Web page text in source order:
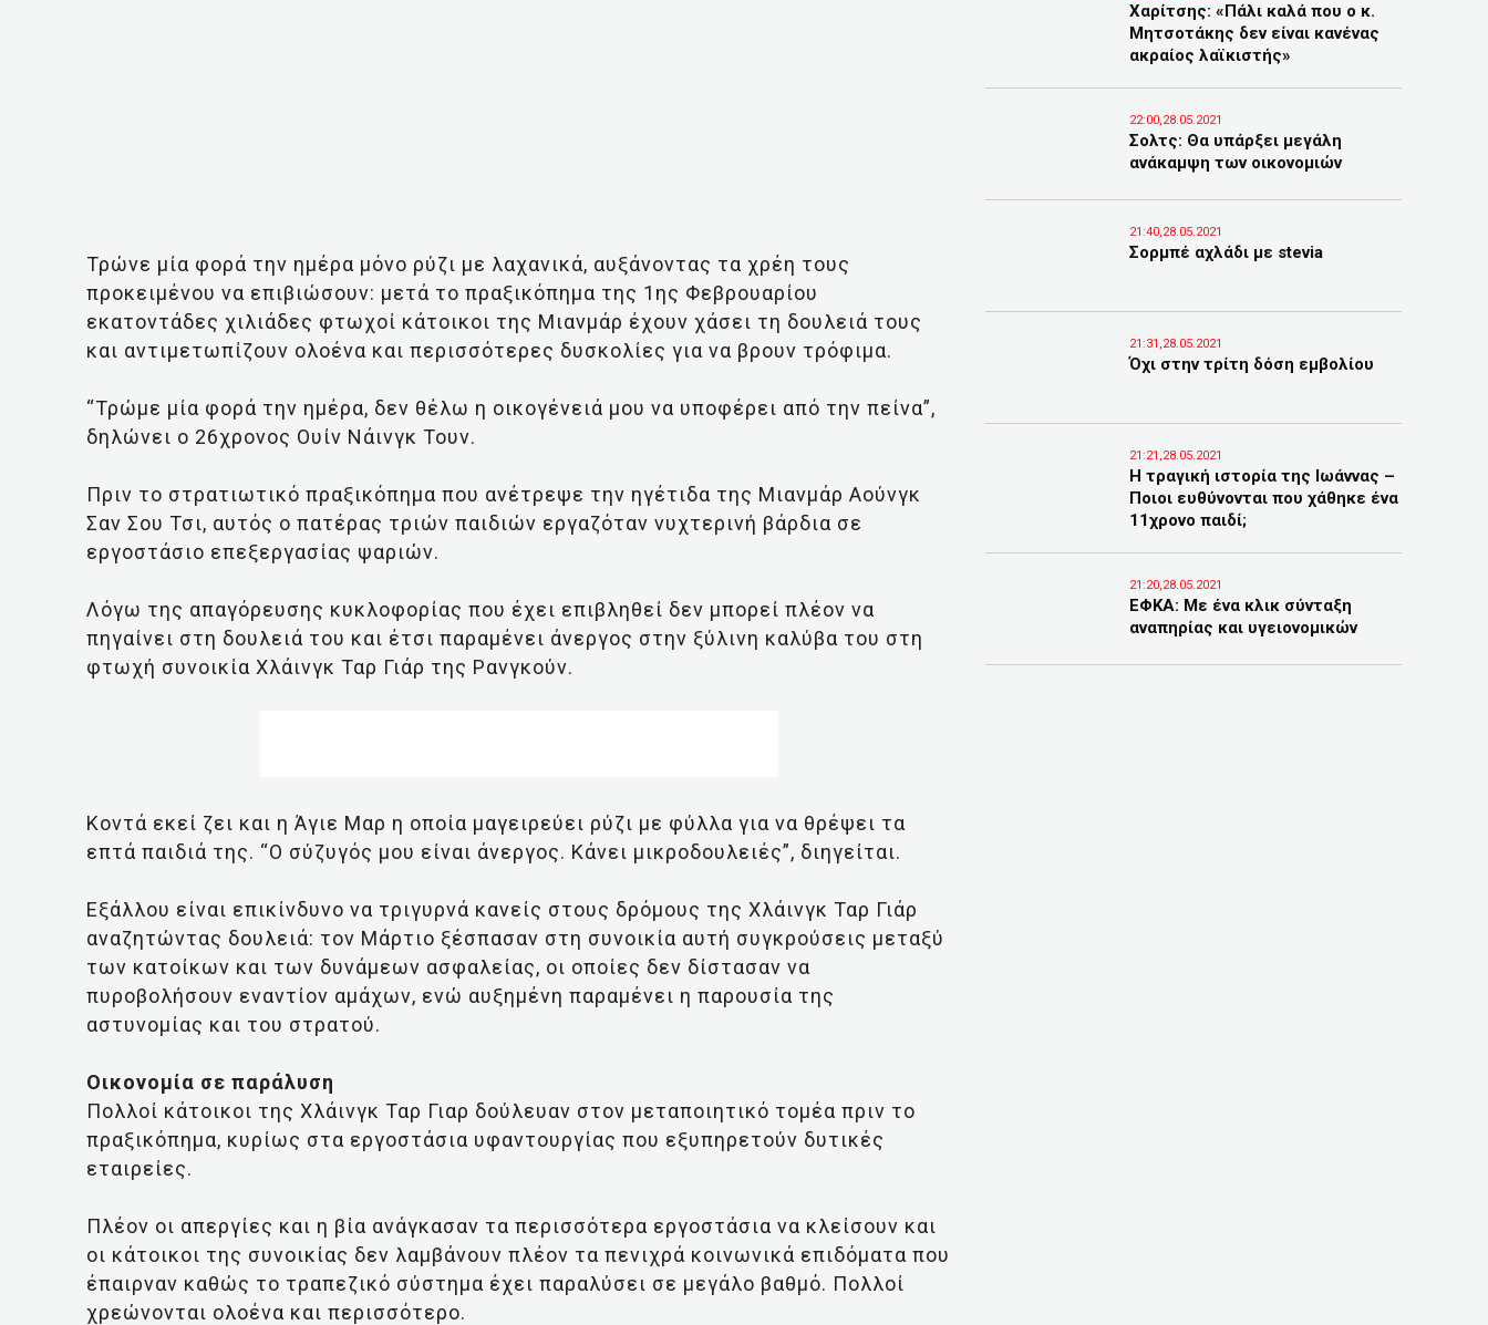
Τρώνε μία φορά την ημέρα μόνο ρύζι με λαχανικά, αυξάνοντας τα χρέη τους
προκειμένου να επιβιώσουν: μετά το πραξικόπημα της 1ης Φεβρουαρίου
εκατοντάδες χιλιάδες φτωχοί κάτοικοι της Μιανμάρ έχουν χάσει τη δουλειά τους
και αντιμετωπίζουν ολοένα και περισσότερες δυσκολίες για να βρουν τρόφιμα.
“Τρώμε μία φορά την ημέρα, δεν θέλω η οικογένειά μου να υποφέρει από την πείνα”,
δηλώνει ο 26χρονος Ουίν Νάινγκ Τουν.
Πριν το στρατιωτικό πραξικόπημα που ανέτρεψε την ηγέτιδα της Μιανμάρ Αούνγκ
Σαν Σου Τσι, αυτός ο πατέρας τριών παιδιών εργαζόταν νυχτερινή βάρδια σε
εργοστάσιο επεξεργασίας ψαριών.
Λόγω της απαγόρευσης κυκλοφορίας που έχει επιβληθεί δεν μπορεί πλέον να
πηγαίνει στη δουλειά του και έτσι παραμένει άνεργος στην ξύλινη καλύβα του στη
φτωχή συνοικία Χλάινγκ Ταρ Γιάρ της Ρανγκούν.
Κοντά εκεί ζει και η Άγιε Μαρ η οποία μαγειρεύει ρύζι με φύλλα για να θρέψει τα
επτά παιδιά της. “Ο σύζυγός μου είναι άνεργος. Κάνει μικροδουλειές”, διηγείται.
Εξάλλου είναι επικίνδυνο να τριγυρνά κανείς στους δρόμους της Χλάινγκ Ταρ Γιάρ
αναζητώντας δουλειά: τον Μάρτιο ξέσπασαν στη συνοικία αυτή συγκρούσεις μεταξύ
των κατοίκων και των δυνάμεων ασφαλείας, οι οποίες δεν δίστασαν να
πυροβολήσουν εναντίον αμάχων, ενώ αυξημένη παραμένει η παρουσία της
αστυνομίας και του στρατού.
Οικονομία σε παράλυση
Πολλοί κάτοικοι της Χλάινγκ Ταρ Γιαρ δούλευαν στον μεταποιητικό τομέα πριν το
πραξικόπημα, κυρίως στα εργοστάσια υφαντουργίας που εξυπηρετούν δυτικές
εταιρείες.
Πλέον οι απεργίες και η βία ανάγκασαν τα περισσότερα εργοστάσια να κλείσουν και
οι κάτοικοι της συνοικίας δεν λαμβάνουν πλέον τα πενιχρά κοινωνικά επιδόματα που
έπαιρναν καθώς το τραπεζικό σύστημα έχει παραλύσει σε μεγάλο βαθμό. Πολλοί
χρεώνονται ολοένα και περισσότερο.
Χαρίτσης: «Πάλι καλά που ο κ.
Μητσοτάκης δεν είναι κανένας
ακραίος λαϊκιστής»
22:00,28.05.2021
Σολτς: Θα υπάρξει μεγάλη
ανάκαμψη των οικονομιών
21:40,28.05.2021
Σορμπέ αχλάδι με stevia
21:31,28.05.2021
Όχι στην τρίτη δόση εμβολίου
21:21,28.05.2021
Η τραγική ιστορία της Ιωάννας –
Ποιοι ευθύνονται που χάθηκε ένα
11χρονο παιδί;
21:20,28.05.2021
ΕΦΚΑ: Με ένα κλικ σύνταξη
αναπηρίας και υγειονομικών